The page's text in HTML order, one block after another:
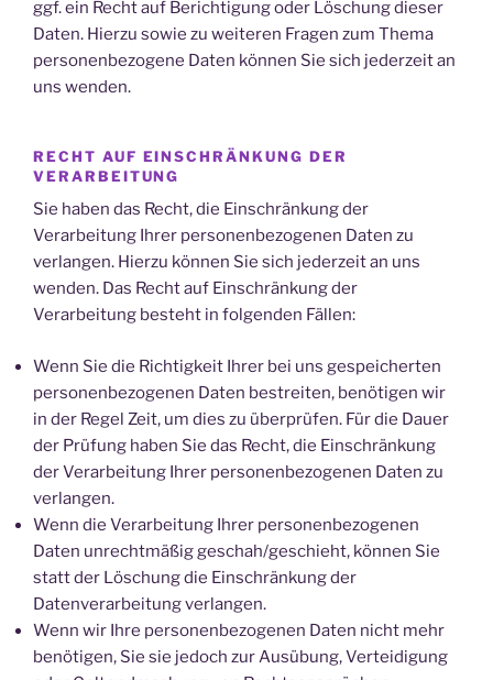
ggf. ein Recht auf Berichtigung oder Löschung dieser
Daten. Hierzu sowie zu weiteren Fragen zum Thema
personenbezogene Daten können Sie sich jederzeit an
uns wenden.
RECHT AUF EINSCHRÄNKUNG DER
VERARBEITUNG
Sie haben das Recht, die Einschränkung der
Verarbeitung Ihrer personenbezogenen Daten zu
verlangen. Hierzu können Sie sich jederzeit an uns
wenden. Das Recht auf Einschränkung der
Verarbeitung besteht in folgenden Fällen:
Wenn Sie die Richtigkeit Ihrer bei uns gespeicherten
personenbezogenen Daten bestreiten, benötigen wir
in der Regel Zeit, um dies zu überprüfen. Für die Dauer
der Prüfung haben Sie das Recht, die Einschränkung
der Verarbeitung Ihrer personenbezogenen Daten zu
verlangen.
Wenn die Verarbeitung Ihrer personenbezogenen
Daten unrechtmäßig geschah/geschieht, können Sie
statt der Löschung die Einschränkung der
Datenverarbeitung verlangen.
Wenn wir Ihre personenbezogenen Daten nicht mehr
benötigen, Sie sie jedoch zur Ausübung, Verteidigung